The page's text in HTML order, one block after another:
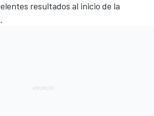
resultados al inicio de la